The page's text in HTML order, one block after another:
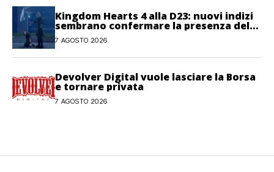
Kingdom Hearts 4 alla D23: nuovi indizi
sembrano confermare la presenza del
gioco
7 AGOSTO 2026
Devolver Digital vuole lasciare la Borsa
e tornare privata
7 AGOSTO 2026